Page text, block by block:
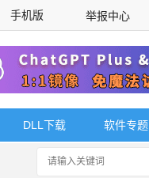
手机版 举报中心
DLL下载 软件专题